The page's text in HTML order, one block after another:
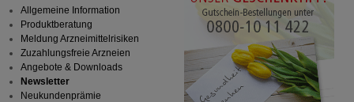
Allgemeine Information
Produktberatung
Meldung Arzneimittelrisiken
Zuzahlungsfreie Arzneien
Angebote & Downloads
Newsletter
Neukundenprämie